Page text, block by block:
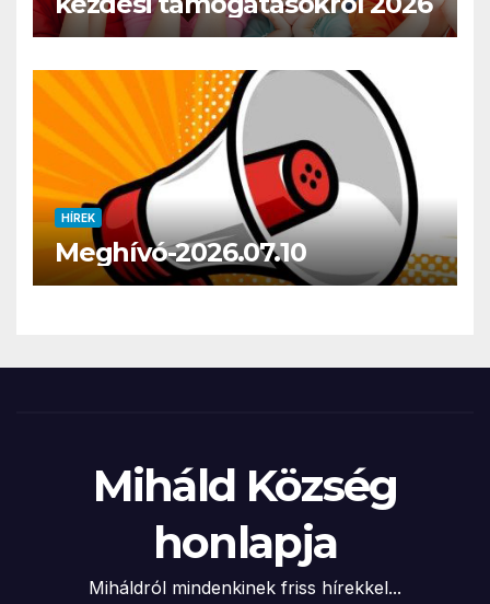
HÍREK
Meghívó-2026.07.10
Miháld Község
honlapja
Miháldról mindenkinek friss hírekkel...